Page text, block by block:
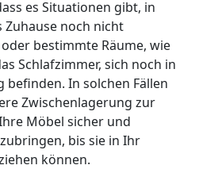
es Situationen gibt, in
Zuhause noch nicht
bestimmte Räume, wie
Schlafzimmer, sich noch in
befinden. In solchen Fällen
Zwischenlagerung zur
Möbel sicher und
bis sie in Ihr
können.